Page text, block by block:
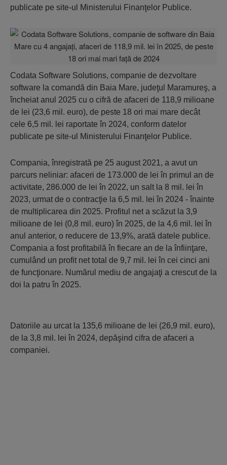
publicate pe site-ul Ministerului Finanţelor Publice.
Codata Software Solutions, companie de dezvoltare
software la comandă din Baia Mare, judeţul Maramureş, a
încheiat anul 2025 cu o cifră de afaceri de 118,9 milioane
de lei (23,6 mil. euro), de peste 18 ori mai mare decât
cele 6,5 mil. lei raportate în 2024, conform datelor
publicate pe site-ul Ministerului Finanţelor Publice.
Compania, înregistrată pe 25 august 2021, a avut un
parcurs neliniar: afaceri de 173.000 de lei în primul an de
activitate, 286.000 de lei în 2022, un salt la 8 mil. lei în
2023, urmat de o contracţie la 6,5 mil. lei în 2024 - înainte
de multiplicarea din 2025. Profitul net a scăzut la 3,9
milioane de lei (0,8 mil. euro) în 2025, de la 4,6 mil. lei în
anul anterior, o reducere de 13,9%, arată datele publice.
Compania a fost profitabilă în fiecare an de la înfiinţare,
cumulând un profit net total de 9,7 mil. lei în cei cinci ani
de funcţionare. Numărul mediu de angajaţi a crescut de la
doi la patru în 2025.
Datoriile au urcat la 135,6 milioane de lei (26,9 mil. euro),
de la 3,8 mil. lei în 2024, depăşind cifra de afaceri a
companiei.